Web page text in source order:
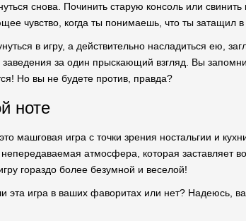
снова. Починить старую консоль или
чувство, когда ты понимаешь, что ты затащил в
в игру, а действительно насладиться ею,
за один прыскающий взгляд. Вы
Но вы не будете против, правда?
ноте
машговая игра с точки зрения ностальгии и
атмосфера, которая заставляет
гораздо более безумной и веселой!
эта игра в ваших фаворитах или нет? Надеюсь,